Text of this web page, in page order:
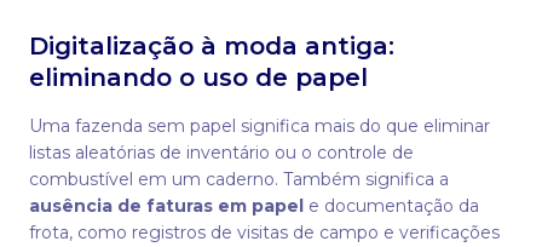
Digitalização à moda antiga:
eliminando o uso de papel
Uma fazenda sem papel significa mais do que eliminar
listas aleatórias de inventário ou o controle de
combustível em um caderno. Também significa a
ausência de faturas em papel e documentação da
frota, como registros de visitas de campo e verificações